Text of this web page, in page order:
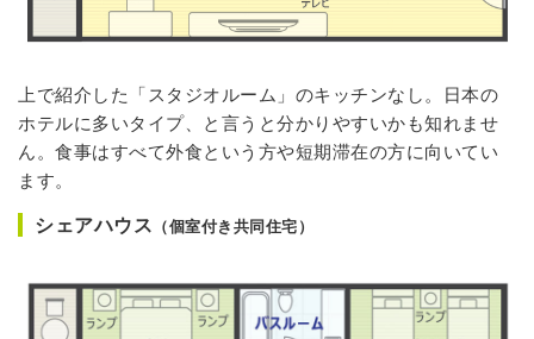
上で紹介した「スタジオルーム」のキッチンなし。日本の
ホテルに多いタイプ、と言うと分かりやすいかも知れませ
ん。食事はすべて外食という方や短期滞在の方に向いてい
ます。
シェアハウス （個室付き共同住宅）